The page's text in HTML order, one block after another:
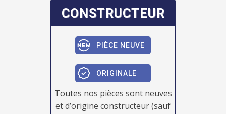
CONSTRUCTEUR
PIÈCE NEUVE
ORIGINALE
Toutes nos pièces sont neuves
et d’origine constructeur (sauf